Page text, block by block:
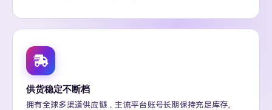
供货稳定不断档
拥有全球多渠道供应链，主流平台账号长期保持充足库存。